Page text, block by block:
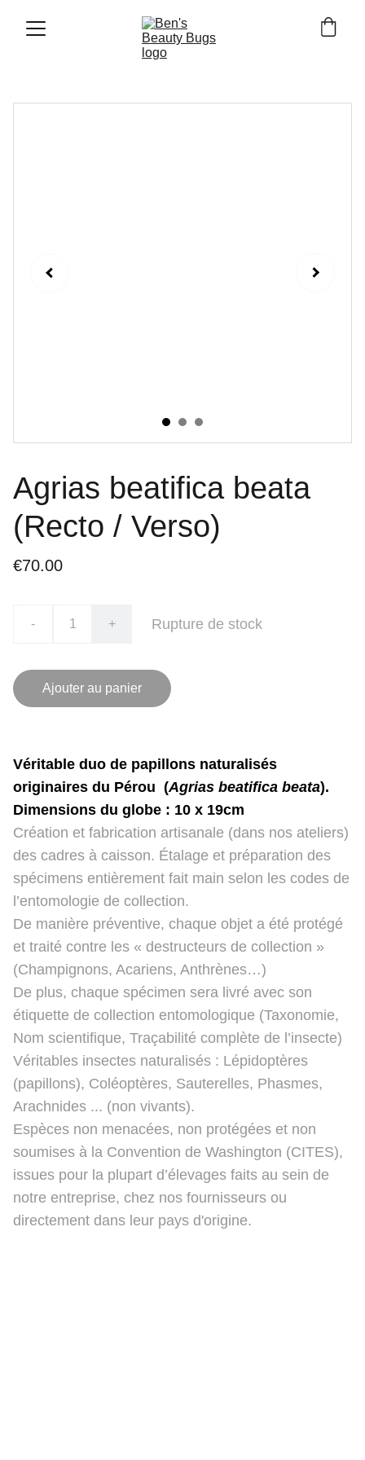
Agrias beatifica beata
(Recto / Verso)
€70.00
- + Rupture de stock
Ajouter au panier
Véritable duo de papillons naturalisés
originaires du Pérou (Agrias beatifica beata).
Dimensions du globe : 10 x 19cm
Création et fabrication artisanale (dans nos ateliers)
des cadres à caisson. Étalage et préparation des
spécimens entièrement fait main selon les codes de
l’entomologie de collection.
De manière préventive, chaque objet a été protégé
et traité contre les « destructeurs de collection »
(Champignons, Acariens, Anthrènes…)
De plus, chaque spécimen sera livré avec son
étiquette de collection entomologique (Taxonomie,
Nom scientifique, Traçabilité complète de l’insecte)
Véritables insectes naturalisés : Lépidoptères
(papillons), Coléoptères, Sauterelles, Phasmes,
Arachnides ... (non vivants).
Espèces non menacées, non protégées et non
soumises à la Convention de Washington (CITES),
issues pour la plupart d’élevages faits au sein de
notre entreprise, chez nos fournisseurs ou
directement dans leur pays d'origine.